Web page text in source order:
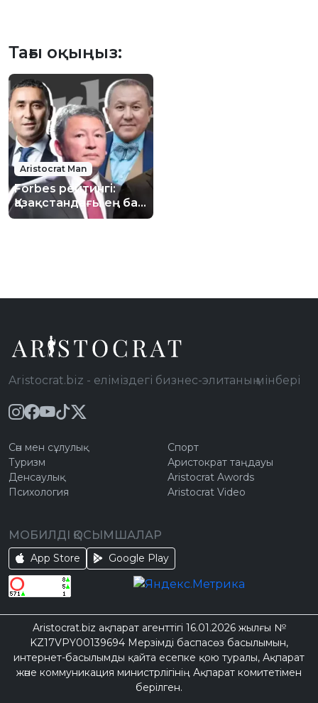
Тағы оқыңыз:
Aristocrat Man
Forbes рейтингі:
Қазақстандағы ең бай
кәсіпкерлер
Aristocrat.biz - еліміздегі бизнес-элитаның мінбері
Сән мен сұлулық
Туризм
Денсаулық
Психология
Спорт
Аристократ таңдауы
Aristocrat Awords
Aristocrat Video
МОБИЛДІ ҚОСЫМШАЛАР
App Store Google Play
Aristocrat.biz ақпарат агенттігі 16.01.2026 жылғы №
KZ17VPY00139694 Мерзімді баспасөз басылымын,
интернет-басылымды қайта есепке қою туралы, Ақпарат
және коммуникация министрлігінің Ақпарат комитетімен
берілген.